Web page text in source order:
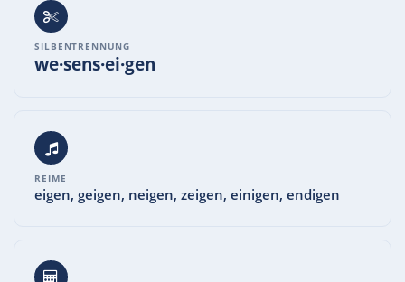
SILBENTRENNUNG
we·sens·ei·gen
REIME
eigen, geigen, neigen, zeigen, einigen, endigen